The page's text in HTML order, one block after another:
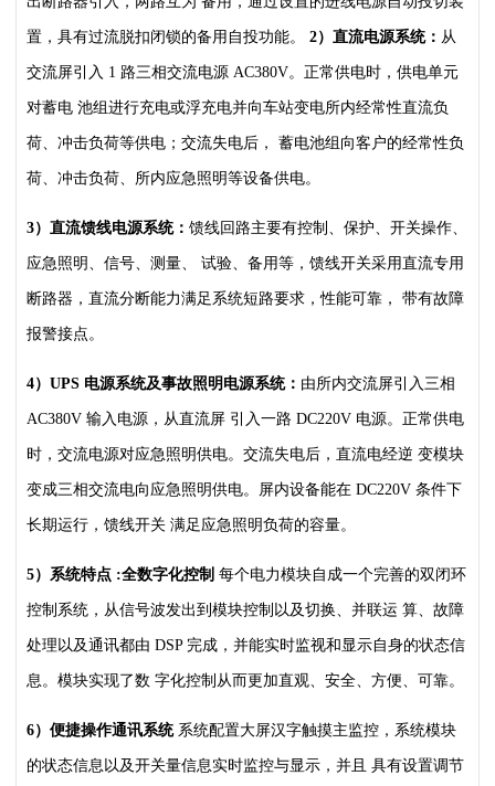
置，具有过流脱扣闭锁的备用自投功能。 2）直流电源系统： 从
交流屏引入 1 路三相交流电源 AC380V。正常供电时，供电单元
对蓄电 池组进行充电或浮充电并向车站变电所内经常性直流负
荷、冲击负荷等供电；交流失电后， 蓄电池组向客户的经常性负
荷、冲击负荷、所内应急照明等设备供电。
3）直流馈线电源系统： 馈线回路主要有控制、保护、开关操作、
应急照明、信号、测量、 试验、备用等，馈线开关采用直流专用
断路器，直流分断能力满足系统短路要求，性能可靠， 带有故障
报警接点。
4）UPS 电源系统及事故照明电源系统： 由所内交流屏引入三相
AC380V 输入电源，从直流屏 引入一路 DC220V 电源。正常供电
时，交流电源对应急照明供电。交流失电后，直流电经逆 变模块
变成三相交流电向应急照明供电。屏内设备能在 DC220V 条件下
长期运行，馈线开关 满足应急照明负荷的容量。
5）系统特点 :全数字化控制 每个电力模块自成一个完善的双闭环
控制系统，从信号波发出到模块控制以及切换、并联运 算、故障
处理以及通讯都由 DSP 完成，并能实时监视和显示自身的状态信
息。模块实现了数 字化控制从而更加直观、安全、方便、可靠。
6）便捷操作通讯系统 系统配置大屏汉字触摸主监控，系统模块
的状态信息以及开关量信息实时监控与显示，并且 具有设置调节